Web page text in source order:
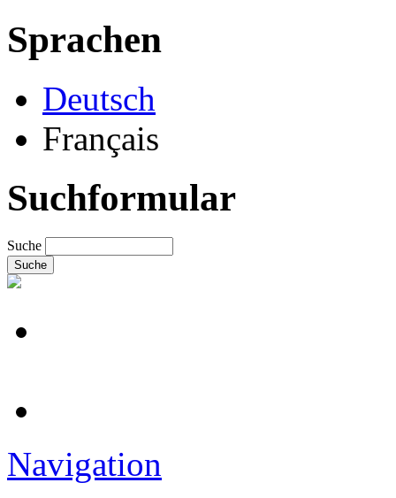
Sprachen
Deutsch
Français
Suchformular
Suche
Navigation